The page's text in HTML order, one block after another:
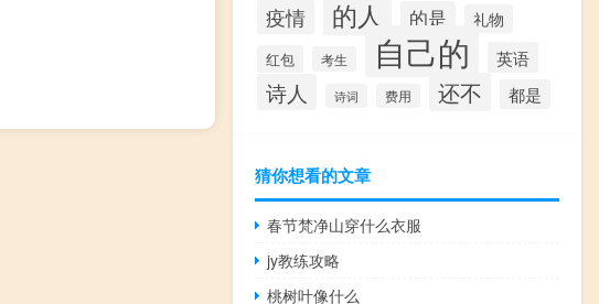
疫情 的人 的是 礼物
红包 考生 自己的 英语
诗人 诗词 费用 还不 都是
猜你想看的文章
春节梵净山穿什么衣服
jy教练攻略
桃树叶像什么